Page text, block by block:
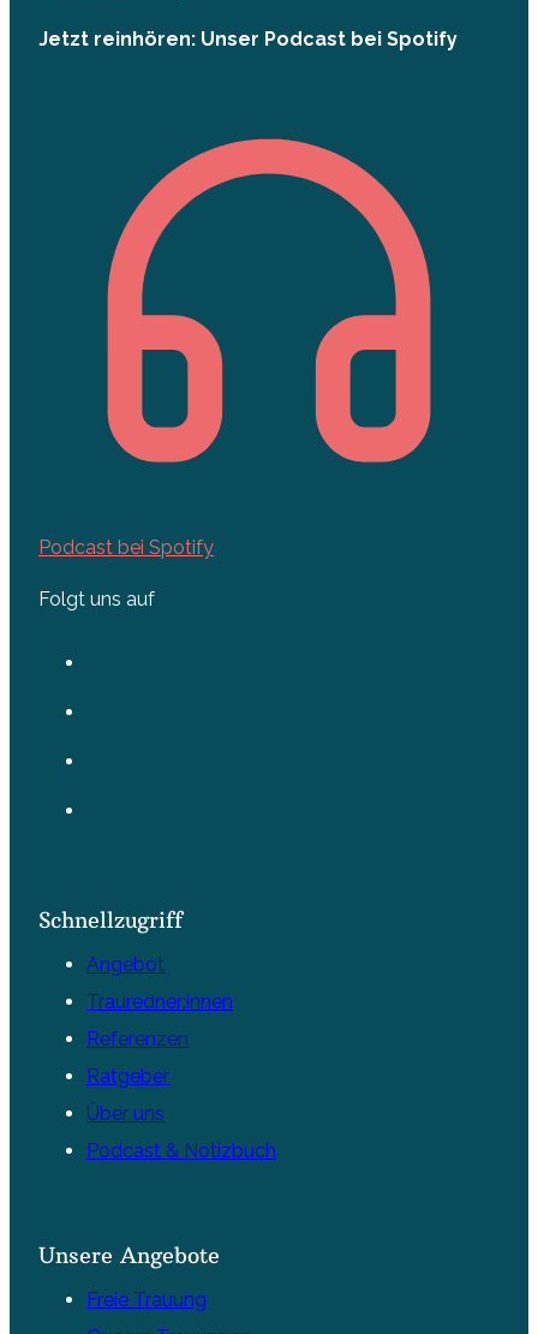
Jetzt reinhören: Unser Podcast bei Spotify
Podcast bei Spotify
Folgt uns auf
Schnellzugriff
Angebot
Trauredner:innen
Referenzen
Ratgeber
Über uns
Podcast & Notizbuch
Unsere Angebote
Freie Trauung